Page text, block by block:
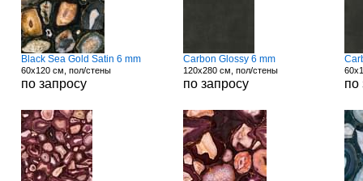
Black Sea Gold Satin 6 mm
60x120 см, пол/стены
по запросу
Carbon Glossy 6 mm
120x280 см, пол/стены
по запросу по